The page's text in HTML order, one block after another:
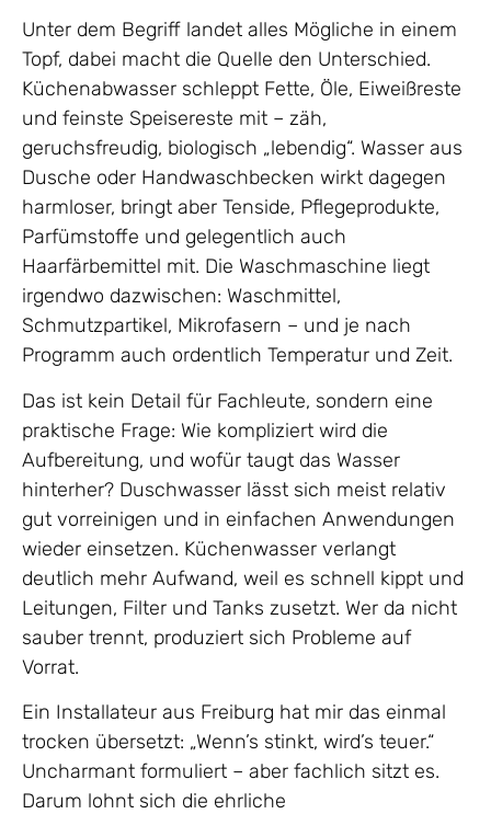
Unter dem Begriff landet alles Mögliche in einem
Topf, dabei macht die Quelle den Unterschied.
Küchenabwasser schleppt Fette, Öle, Eiweißreste
und feinste Speisereste mit – zäh,
geruchsfreudig, biologisch „lebendig“. Wasser aus
Dusche oder Handwaschbecken wirkt dagegen
harmloser, bringt aber Tenside, Pflegeprodukte,
Parfümstoffe und gelegentlich auch
Haarfärbemittel mit. Die Waschmaschine liegt
irgendwo dazwischen: Waschmittel,
Schmutzpartikel, Mikrofasern – und je nach
Programm auch ordentlich Temperatur und Zeit.
Das ist kein Detail für Fachleute, sondern eine
praktische Frage: Wie kompliziert wird die
Aufbereitung, und wofür taugt das Wasser
hinterher? Duschwasser lässt sich meist relativ
gut vorreinigen und in einfachen Anwendungen
wieder einsetzen. Küchenwasser verlangt
deutlich mehr Aufwand, weil es schnell kippt und
Leitungen, Filter und Tanks zusetzt. Wer da nicht
sauber trennt, produziert sich Probleme auf
Vorrat.
Ein Installateur aus Freiburg hat mir das einmal
trocken übersetzt: „Wenn’s stinkt, wird’s teuer.“
Uncharmant formuliert – aber fachlich sitzt es.
Darum lohnt sich die ehrliche